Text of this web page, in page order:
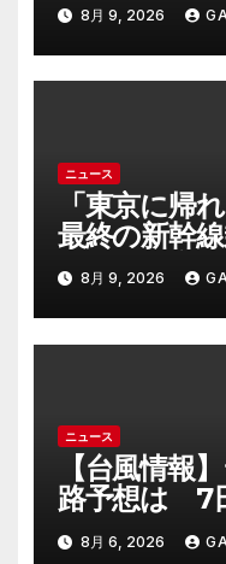
8月 9, 2026
ニュース
「東京に帰
最終の新幹
施設で一夜
ス”の打ち上
響は?「分散
あった」
8月 9, 2026
ニュース
【台風情報
路予想は 7
に直撃する
8月 6, 2026